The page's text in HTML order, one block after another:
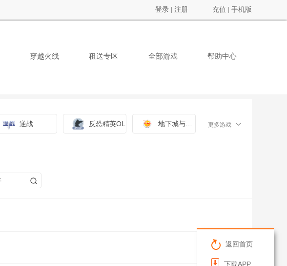
登录 注册 充值 手机版
穿越火线 租送专区 全部游戏 帮助中心
返回首页
下载APP
逆战 反恐精英OL 更多游戏